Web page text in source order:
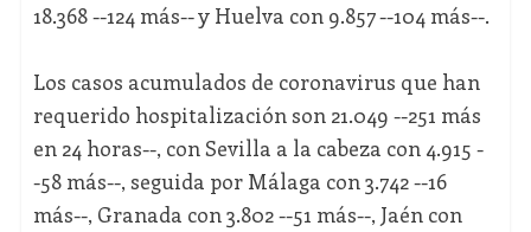
18.368 --124 más-- y Huelva con 9.857 --104 más--.
Los casos acumulados de coronavirus que han
requerido hospitalización son 21.049 --251 más
en 24 horas--, con Sevilla a la cabeza con 4.915 -
-58 más--, seguida por Málaga con 3.742 --16
más--, Granada con 3.802 --51 más--, Jaén con